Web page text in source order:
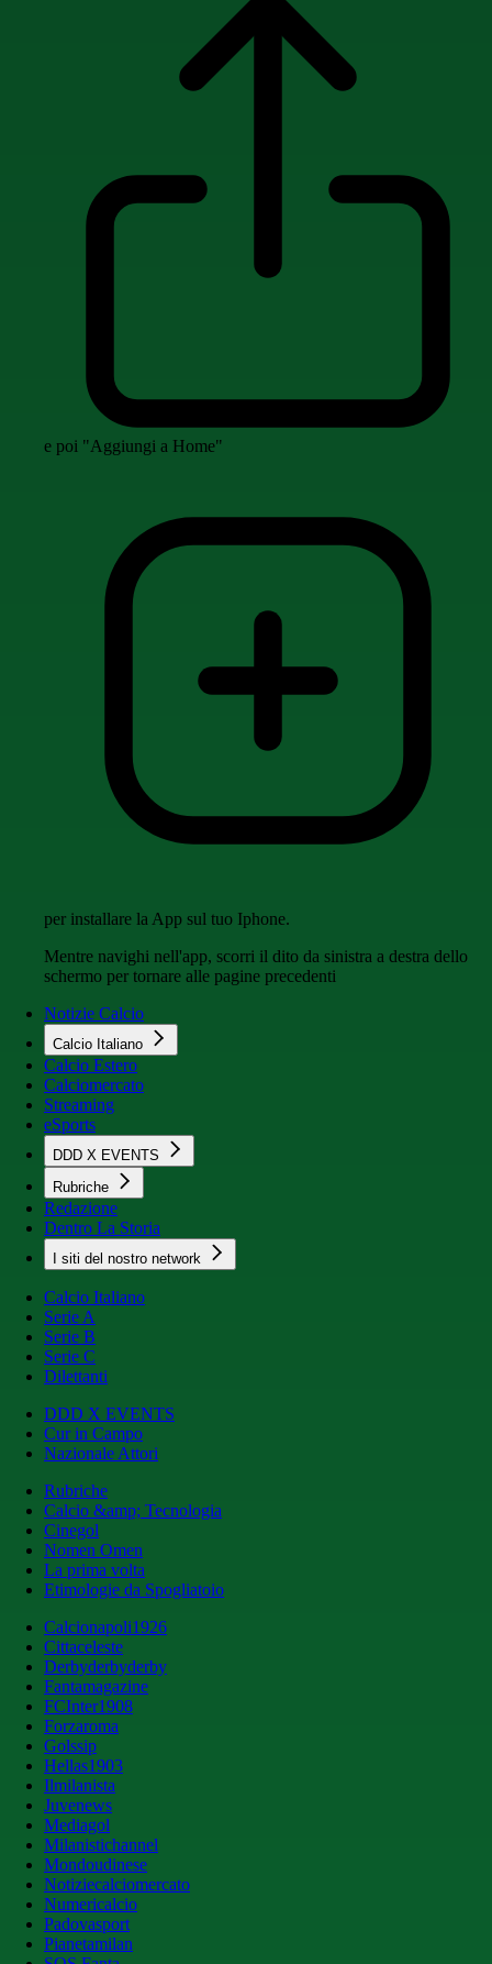
e poi "Aggiungi a Home"
per installare la App sul tuo Iphone.
Mentre navighi nell'app, scorri il dito da sinistra a destra dello
schermo per tornare alle pagine precedenti
Notizie Calcio
Calcio Italiano
Calcio Estero
Calciomercato
Streaming
eSports
DDD X EVENTS
Rubriche
Redazione
Dentro La Storia
I siti del nostro network
Calcio Italiano
Serie A
Serie B
Serie C
Dilettanti
DDD X EVENTS
Cur in Campo
Nazionale Attori
Rubriche
Calcio &amp; Tecnologia
Cinegol
Nomen Omen
La prima volta
Etimologie da Spogliatoio
Calcionapoli1926
Cittaceleste
Derbyderbyderby
Fantamagazine
FCInter1908
Forzaroma
Golssip
Hellas1903
Ilmilanista
Juvenews
Mediagol
Milanistichannel
Mondoudinese
Notiziecalciomercato
Numericalcio
Padovasport
Pianetamilan